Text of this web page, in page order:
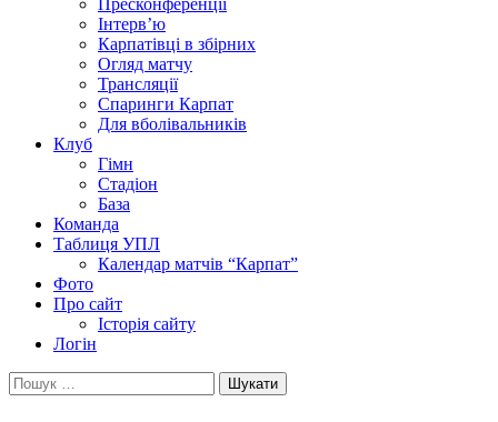
Пресконференції
Інтерв’ю
Карпатівці в збірних
Огляд матчу
Трансляції
Спаринги Карпат
Для вболівальників
Клуб
Гімн
Стадіон
База
Команда
Таблиця УПЛ
Календар матчів “Карпат”
Фото
Про сайт
Історія сайту
Логін
Пошук: